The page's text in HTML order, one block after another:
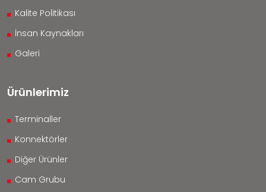
Kalite Politikası
İnsan Kaynakları
Galeri
Ürünlerimiz
Terminaller
Konnektörler
Diğer Ürünler
Cam Grubu